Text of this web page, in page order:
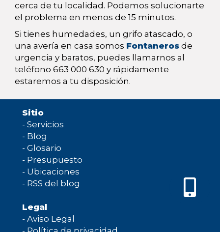
cerca de tu localidad. Podemos solucionarte
el problema en menos de 15 minutos.
Si tienes humedades, un grifo atascado, o
una avería en casa somos Fontaneros de
urgencia y baratos, puedes llamarnos al
teléfono 663 000 630 y rápidamente
estaremos a tu disposición.
Sitio
- Servicios
- Blog
- Glosario
- Presupuesto
- Ubicaciones
- RSS del blog
Legal
- Aviso Legal